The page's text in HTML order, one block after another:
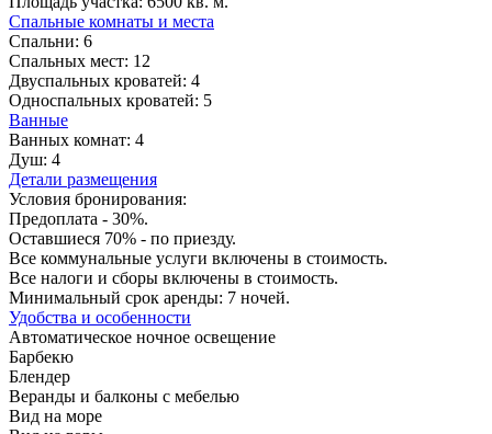
Спальные комнаты и места
Спальни: 6
Спальных мест: 12
Двуспальных кроватей: 4
Односпальных кроватей: 5
Ванные
Ванных комнат: 4
Душ: 4
Детали размещения
Условия бронирования:
Предоплата - 30%.
Оставшиеся 70% - по приезду.
Все коммунальные услуги включены в стоимость.
Все налоги и сборы включены в стоимость.
Минимальный срок аренды: 7 ночей.
Удобства и особенности
Автоматическое ночное освещение
Барбекю
Блендер
Веранды и балконы с мебелью
Вид на море